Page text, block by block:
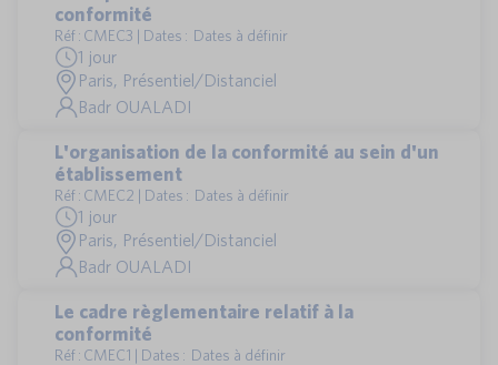
conformité
Réf : CMEC3 | Dates : Dates à définir
1 jour
Paris, Présentiel/Distanciel
Badr OUALADI
L'organisation de la conformité au sein d'un
établissement
Réf : CMEC2 | Dates : Dates à définir
1 jour
Paris, Présentiel/Distanciel
Badr OUALADI
Le cadre règlementaire relatif à la
conformité
Réf : CMEC1 | Dates : Dates à définir